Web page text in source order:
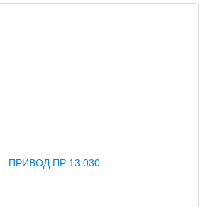
ПРИВОД ПР 13.030